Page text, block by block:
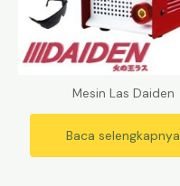
Mesin Las Daiden
Baca selengkapnya